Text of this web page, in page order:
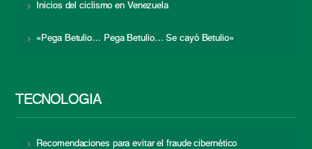
Inicios del ciclismo en Venezuela
«Pega Betulio… Pega Betulio… Se cayó Betulio»
TECNOLOGÍA
Recomendaciones para evitar el fraude cibernético